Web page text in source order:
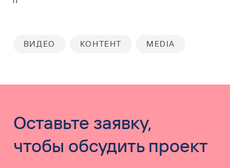
ВИДЕО КОНТЕНТ MEDIA
Оставьте заявку,
чтобы обсудить проект